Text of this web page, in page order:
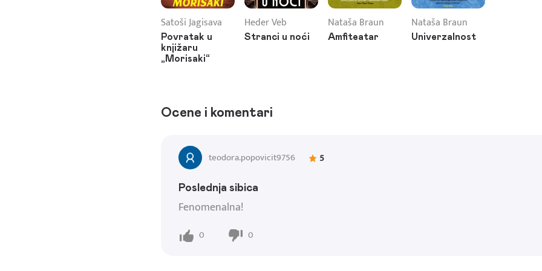
Satoši Jagisava
Povratak u
knjižaru
„Morisaki“
Heder Veb
Stranci u noći
Nataša Braun
Amfiteatar
Nataša Braun
Univerzalnost
Ocene i komentari
teodora.popovicit9756 5
Poslednja sibica
Fenomenalna!
0 0